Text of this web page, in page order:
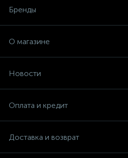
Бренды
О магазине
Новости
Оплата и кредит
Доставка и возврат